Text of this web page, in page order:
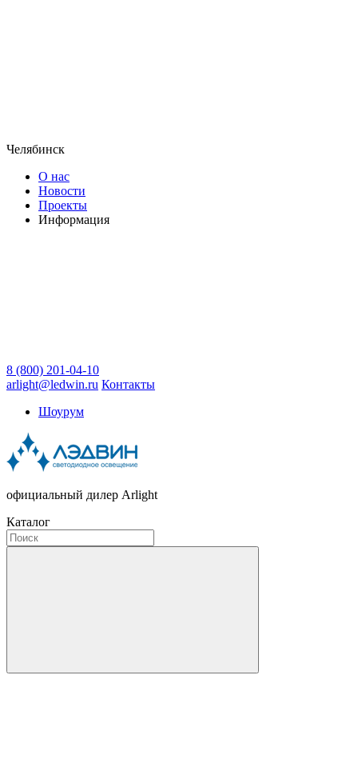
Челябинск
О нас
Новости
Проекты
Информация
8 (800) 201-04-10
arlight@ledwin.ru Контакты
Шоурум
официальный дилер Arlight
Каталог